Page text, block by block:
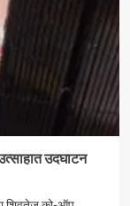
उदघाटन